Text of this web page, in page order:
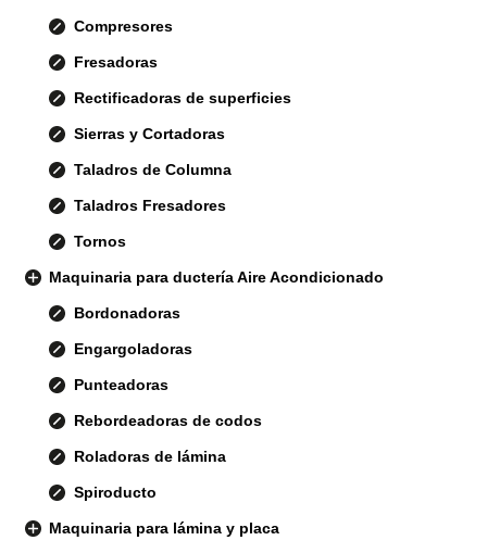
Compresores
Fresadoras
Rectificadoras de superficies
Sierras y Cortadoras
Taladros de Columna
Taladros Fresadores
Tornos
Maquinaria para ductería Aire Acondicionado
Bordonadoras
Engargoladoras
Punteadoras
Rebordeadoras de codos
Roladoras de lámina
Spiroducto
Maquinaria para lámina y placa